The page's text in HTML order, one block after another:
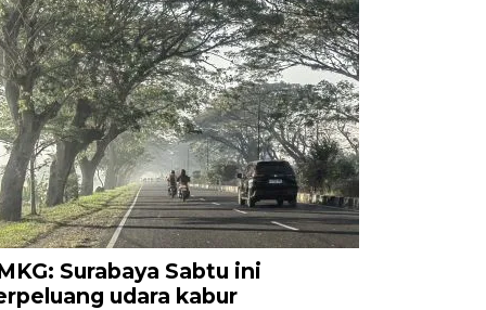
Surabaya Sabtu ini
udara kabur